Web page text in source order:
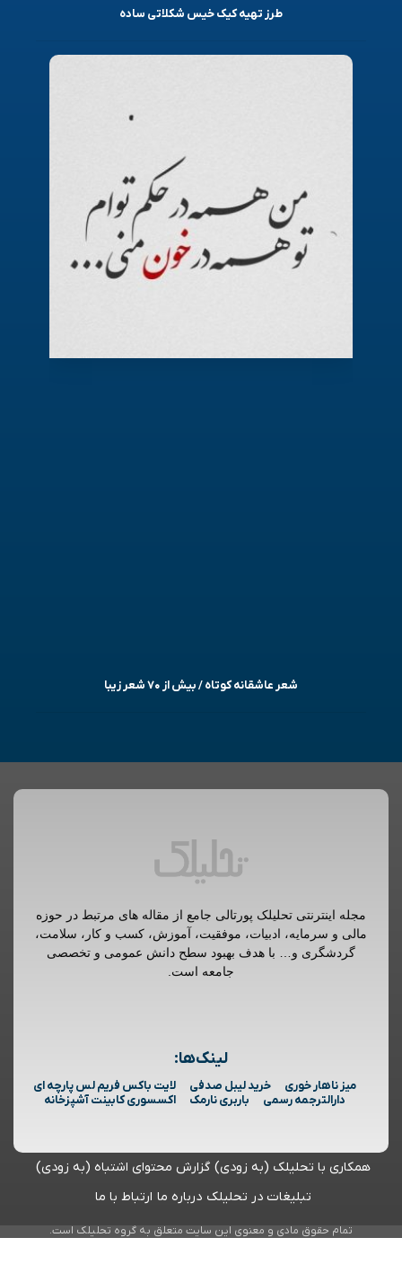
طرز تهیه کیک خیس شکلاتی ساده
شعر عاشقانه کوتاه / بیش از ۷۰ شعر زیبا
مجله اینترنتی تحلیلک پورتالی جامع از مقاله های مرتبط در حوزه
مالی و سرمایه، ادبیات، موفقیت، آموزش، کسب و کار، سلامت،
گردشگری و… با هدف بهبود سطح دانش عمومی و تخصصی
جامعه است.
لینک‌ها:
میز ناهار خوری خرید لیبل صدفی
لایت باکس فریم لس پارچه ای
دارالترجمه رسمی
باربری نارمک اکسسوری کابینت آشپزخانه
همکاری با تحلیلک (به زودی) گزارش محتوای اشتباه (به زودی)
تبلیغات در تحلیلک درباره ما ارتباط با ما
تمام حقوق مادی و معنوی این سایت متعلق به گروه تحلیلک است.